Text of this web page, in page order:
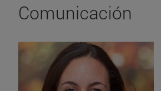
Comunicación